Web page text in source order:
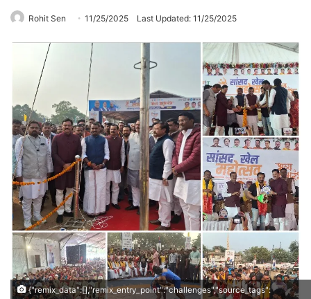
Rohit Sen 11/25/2025 Last Updated: 11/25/2025
{"remix_data":[],"remix_entry_point":"challenges","source_tags":